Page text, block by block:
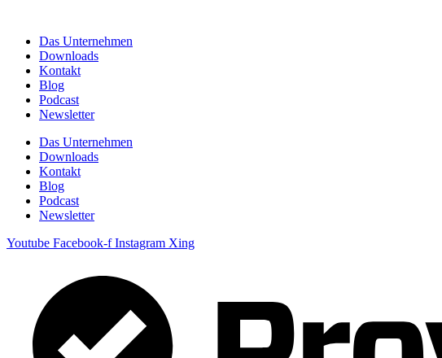
springenDas Unternehmen
Downloads
Kontakt
Blog
Podcast
Newsletter
Das Unternehmen
Downloads
Kontakt
Blog
Podcast
Newsletter
Youtube Facebook-f Instagram Xing